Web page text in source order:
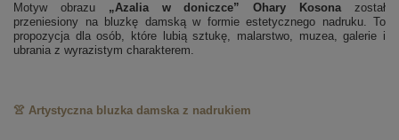
Motyw obrazu „Azalia w doniczce” Ohary Kosonazostał
przeniesiony na bluzkę damską w formie estetycznego nadruku. To
propozycja dla osób, które lubią sztukę, malarstwo, muzea, galerie i
ubrania z wyrazistym charakterem.
👚 Artystyczna bluzka damska z nadrukiem